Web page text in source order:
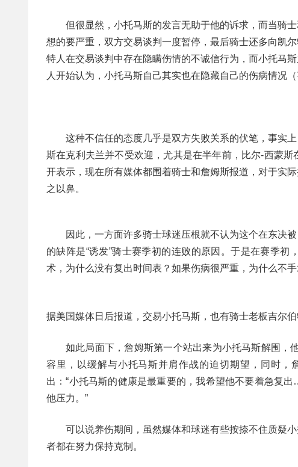
但很显然，小托马斯的发言无助于他的诉求，而当骑
想的要严重，双方交易谈判一度暂停，最后骑士还多向凯
特人在交易谈判中存在隐瞒伤情的不诚信行为，而小托马
人开始认为，小托马斯自己其实也在隐藏自己的伤病情况
这种不信任的态度几乎是双方失败关系的伏笔，事实
斯在克利夫兰并不受欢迎，尤其是在半年前，比尔-西蒙
开表示，现在所有媒体都围着骑士和詹姆斯报道，对于
之以鼻。
因此，一方面许多骑士球迷压根就不认为这个在东决
的缺阵是“诱发”骑士赛季初的连败的原因。于是在赛季
术，为什么没有复出时间表？如果伤病很严重，为什么不手
据美国媒体日后报道，交易小托马斯，也有骑士老板吉尔
如此局面下，詹姆斯第一个站出来为小托马斯解围，
容里，以缓解与小托马斯并肩作战的迫切期望，同时，
出：“小托马斯的健康是最重要的，我希望他不要着急复
他压力。”
可以说养伤期间，虽然媒体和球迷有些按捺不住质疑
者都在努力保持克制。